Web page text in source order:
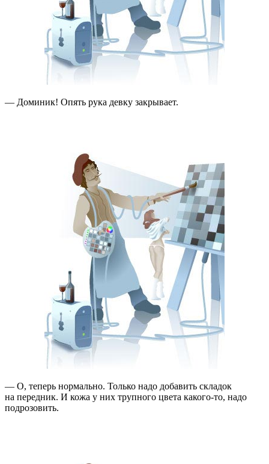
— Доминик! Опять рука девку закрывает.
— О, теперь нормально. Только надо добавить складок
на передник. И кожа у них трупного цвета какого-то, надо
подрозовить.